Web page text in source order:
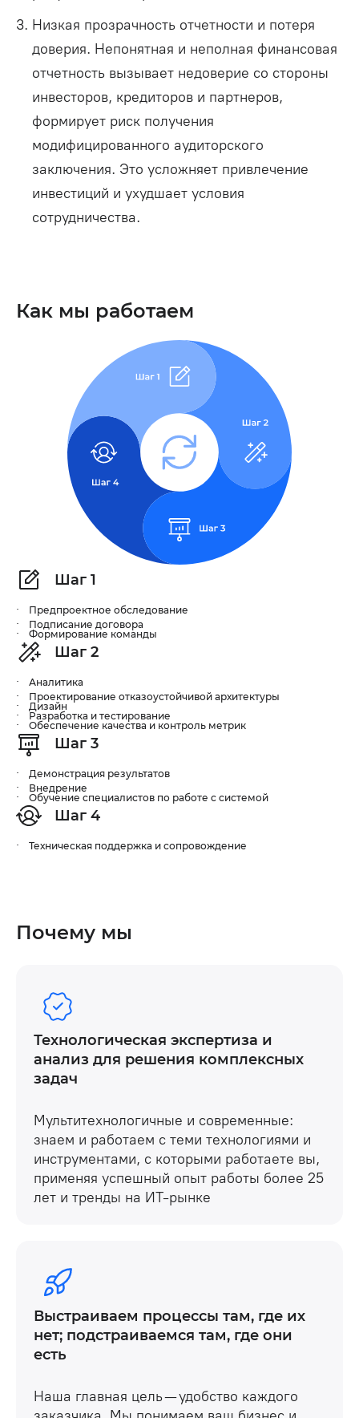
Низкая прозрачность отчетности и потеря
доверия. Непонятная и неполная финансовая
отчетность вызывает недоверие со стороны
инвесторов, кредиторов и партнеров,
формирует риск получения
модифицированного аудиторского
заключения. Это усложняет привлечение
инвестиций и ухудшает условия
сотрудничества.
Как мы работаем
Шаг 1
Предпроектное обследование
Подписание договора
Формирование команды
Шаг 2
Аналитика
Проектирование отказоустойчивой архитектуры
Дизайн
Разработка и тестирование
Обеспечение качества и контроль метрик
Шаг 3
Демонстрация результатов
Внедрение
Обучение специалистов по работе с системой
Шаг 4
Техническая поддержка и сопровождение
Почему мы
Технологическая экспертиза и
анализ для решения комплексных
задач
Мультитехнологичные и современные:
знаем и работаем с теми технологиями и
инструментами, с которыми работаете вы,
применяя успешный опыт работы более 25
лет и тренды на ИТ-рынке
Выстраиваем процессы там, где их
нет; подстраиваемся там, где они
есть
Наша главная цель — удобство каждого